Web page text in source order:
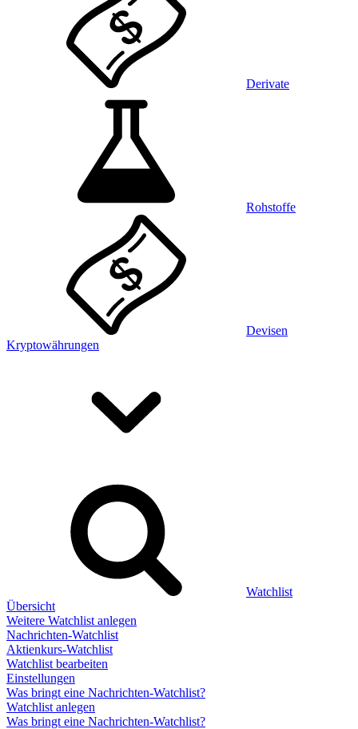
Derivate
Rohstoffe
Devisen
Kryptowährungen
Watchlist
Übersicht
Weitere Watchlist anlegen
Nachrichten-Watchlist
Aktienkurs-Watchlist
Watchlist bearbeiten
Einstellungen
Was bringt eine Nachrichten-Watchlist?
Watchlist anlegen
Was bringt eine Nachrichten-Watchlist?